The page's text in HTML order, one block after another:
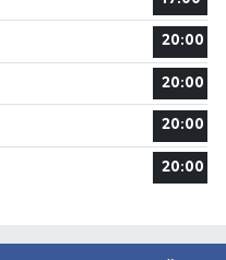
20:00
20:00
20:00
20:00